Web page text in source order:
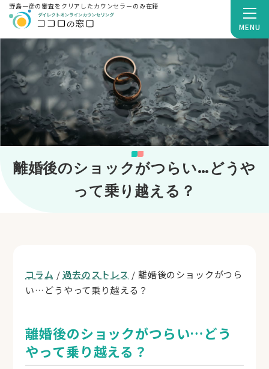
MENU
野島一彦の審査をクリアしたカウンセラーのみ在籍
離婚後のショックがつらい…どうや
って乗り越える？
コラム /過去のストレス / 離婚後のショックがつら
い…どうやって乗り越える？
離婚後のショックがつらい…どう
やって乗り越える？